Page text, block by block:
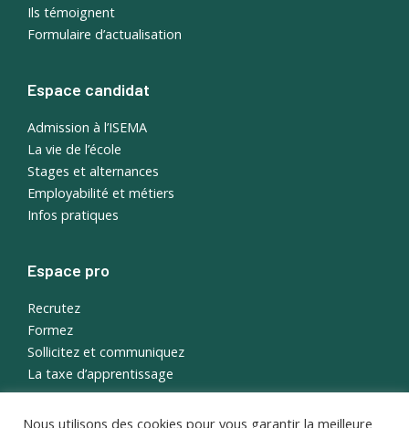
Ils témoignent
Formulaire d’actualisation
Espace candidat
Admission à l’ISEMA
La vie de l’école
Stages et alternances
Employabilité et métiers
Infos pratiques
Espace pro
Recrutez
Formez
Sollicitez et communiquez
La taxe d’apprentissage
Nous utilisons des cookies pour vous garantir la meilleure